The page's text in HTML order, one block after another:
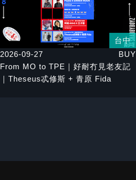
台中
2026-09-27
BUY
From MO to TPE｜好耐冇見老友記
｜Theseus忒修斯 + 青原 Fida